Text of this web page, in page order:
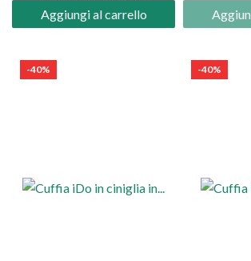
Aggiungi al carrello
-40% -40%